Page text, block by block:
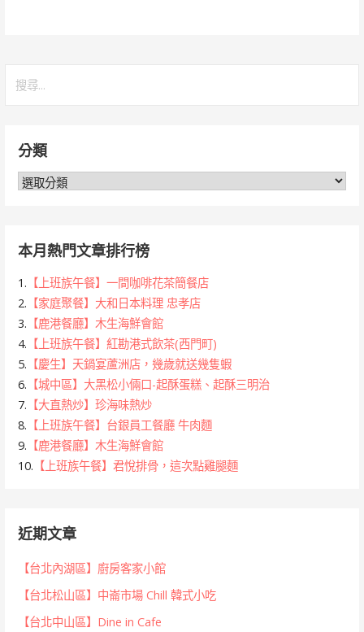
字:分類
分
本月熱門文章排行榜
1. 【上班族午餐】一間咖啡花茶簡餐店
2. 【家庭聚餐】大和日本料理 忠孝店
3. 【鹿港餐廳】木生海鮮會館
4. 【上班族午餐】紅勘港式飲茶(西門町)
5. 【慶生】天鍋宴蘆洲店，幾歲就送幾隻蝦
6. 【城中區】大黑松小倆口-起酥蛋糕、起酥三明治
7. 【大直熱炒】珍海味熱炒
8. 【上班族午餐】台銀員工餐廳 牛肉麵
9. 【鹿港餐廳】木生海鮮會館
10. 【上班族午餐】君悅排骨，這次點雞腿麵
近期文章
【台北內湖區】廚房客家小館
【台北松山區】中崙市場 Chill 韓式小吃
【台北中山區】Dine in Cafe